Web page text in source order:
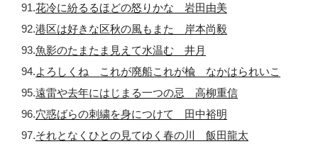
91.花冷に紛るるほどの怒りかな 岩田由美
92.港区は好きな区秋の風もまた 岸本尚毅
93.魚影のたまたま見えて水温む 井月
94.よろしくね これが廃船これが楡 なかはられいこ
95.遠雷や去年にはじまる一つの忌 高柳重信
96.穴惑ばらの刺繍を身につけて 田中裕明
97.それとなくひとの見てゆく春の川 飯田龍太